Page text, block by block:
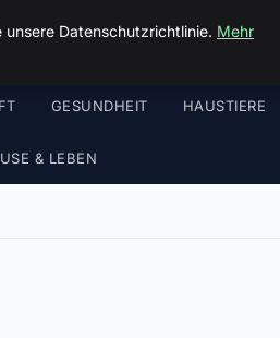
GESUNDHEIT HAUSTIERE
& LEBEN
Datenschutzrichtlinie. Mehr